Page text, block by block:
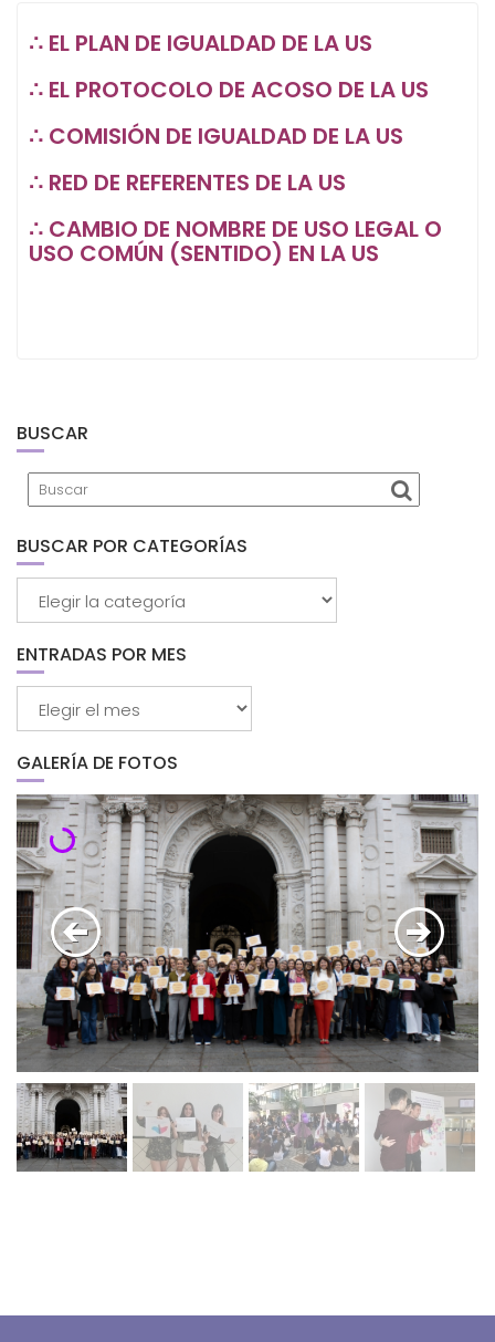
∴ EL PLAN DE IGUALDAD DE LA US
∴ EL PROTOCOLO DE ACOSO DE LA US
∴ COMISIÓN DE IGUALDAD DE LA US
∴ RED DE REFERENTES DE LA US
∴ CAMBIO DE NOMBRE DE USO LEGAL O
USO COMÚN (SENTIDO) EN LA US
BUSCAR
BUSCAR POR CATEGORÍAS
ENTRADAS POR MES
GALERÍA DE FOTOS